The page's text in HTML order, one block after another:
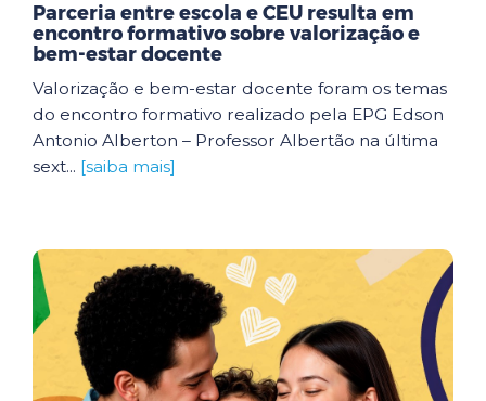
Parceria entre escola e CEU resulta em
encontro formativo sobre valorização e
bem-estar docente
Valorização e bem-estar docente foram os temas
do encontro formativo realizado pela EPG Edson
Antonio Alberton – Professor Albertão na última
sext... [saiba mais]